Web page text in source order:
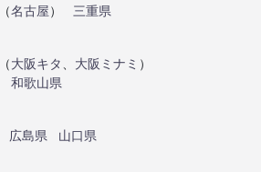
（名古屋）
三重県
（大阪キタ 大阪ミナミ ）
和歌山県
広島県
山口県